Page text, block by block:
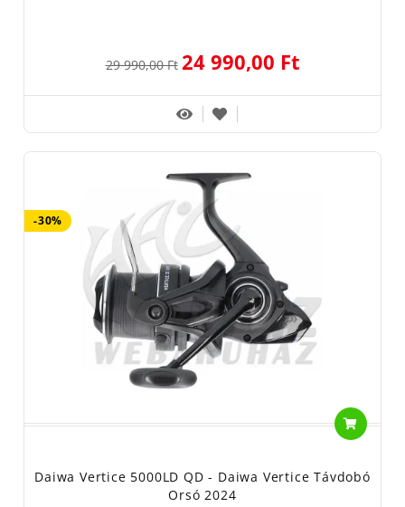
29 990,00 Ft 24 990,00 Ft
-30%
Daiwa Vertice 5000LD QD - Daiwa Vertice Távdobó
Orsó 2024